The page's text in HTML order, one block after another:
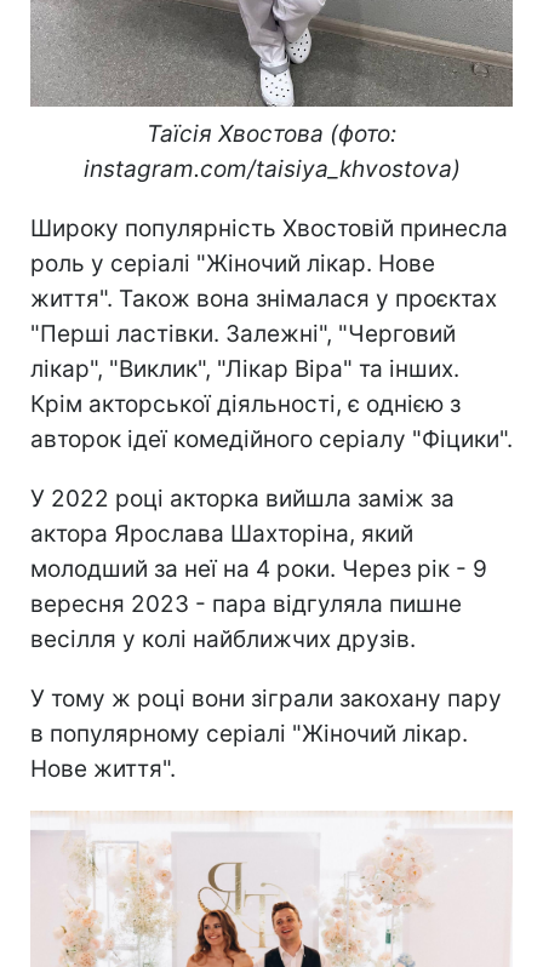
Таїсія Хвостова (фото:
instagram.com/taisiya_khvostova)
Широку популярність Хвостовій принесла
роль у серіалі "Жіночий лікар. Нове
життя". Також вона знімалася у проєктах
"Перші ластівки. Залежні", "Черговий
лікар", "Виклик", "Лікар Віра" та інших.
Крім акторської діяльності, є однією з
авторок ідеї комедійного серіалу "Фіцики".
У 2022 році акторка вийшла заміж за
актора Ярослава Шахторіна, який
молодший за неї на 4 роки. Через рік - 9
вересня 2023 - пара відгуляла пишне
весілля у колі найближчих друзів.
У тому ж році вони зіграли закохану пару
в популярному серіалі "Жіночий лікар.
Нове життя".